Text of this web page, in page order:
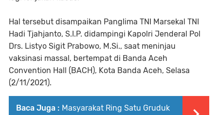
Hal tersebut disampaikan Panglima TNI Marsekal TNI
Hadi Tjahjanto, S.I.P. didampingi Kapolri Jenderal Pol
Drs. Listyo Sigit Prabowo, M.Si., saat meninjau
vaksinasi massal, bertempat di Banda Aceh
Convention Hall (BACH), Kota Banda Aceh, Selasa
(2/11/2021).
Baca Juga : Masyarakat Ring Satu Gruduk